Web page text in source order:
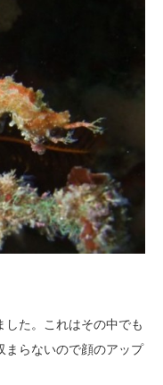
した。これはその中でも
まらないので顔のアップ